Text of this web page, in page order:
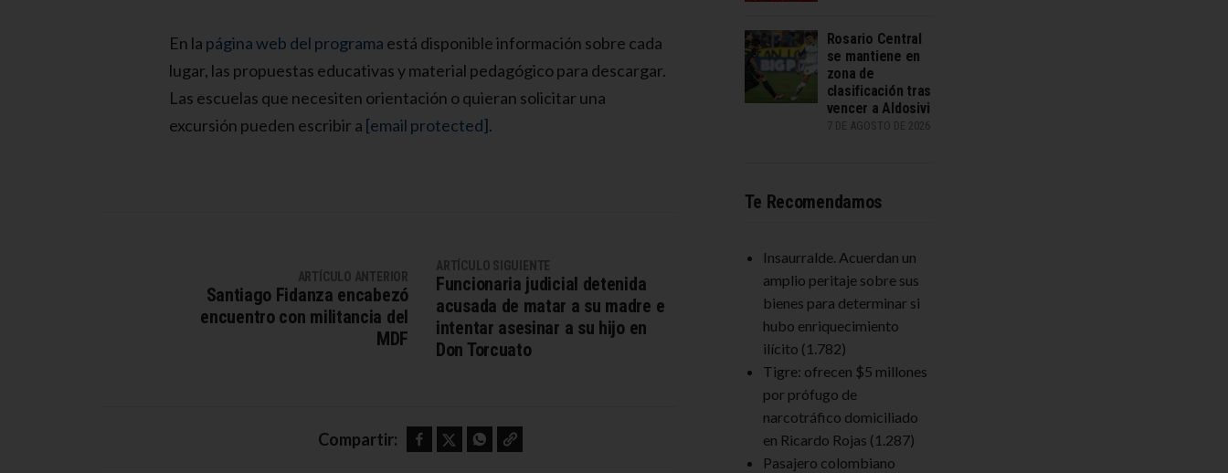
En la página web del programa está disponible información sobre cada
lugar, las propuestas educativas y material pedagógico para descargar.
Las escuelas que necesiten orientación o quieran solicitar una
excursión pueden escribir a [email protected].
ARTÍCULO ANTERIOR
Santiago Fidanza encabezó
encuentro con militancia del
MDF
ARTÍCULO SIGUIENTE
Funcionaria judicial detenida
acusada de matar a su madre e
intentar asesinar a su hijo en
Don Torcuato
Compartir: Facebook Twitter WhatsApp Copy link
Rosario Central
se mantiene en
zona de
clasificación tras
vencer a Aldosivi
7 DE AGOSTO DE 2026
Te Recomendamos
Insaurralde. Acuerdan un
amplio peritaje sobre sus
bienes para determinar si
hubo enriquecimiento
ilícito (1.782)
Tigre: ofrecen $5 millones
por prófugo de
narcotráfico domiciliado
en Ricardo Rojas (1.287)
Pasajero colombiano